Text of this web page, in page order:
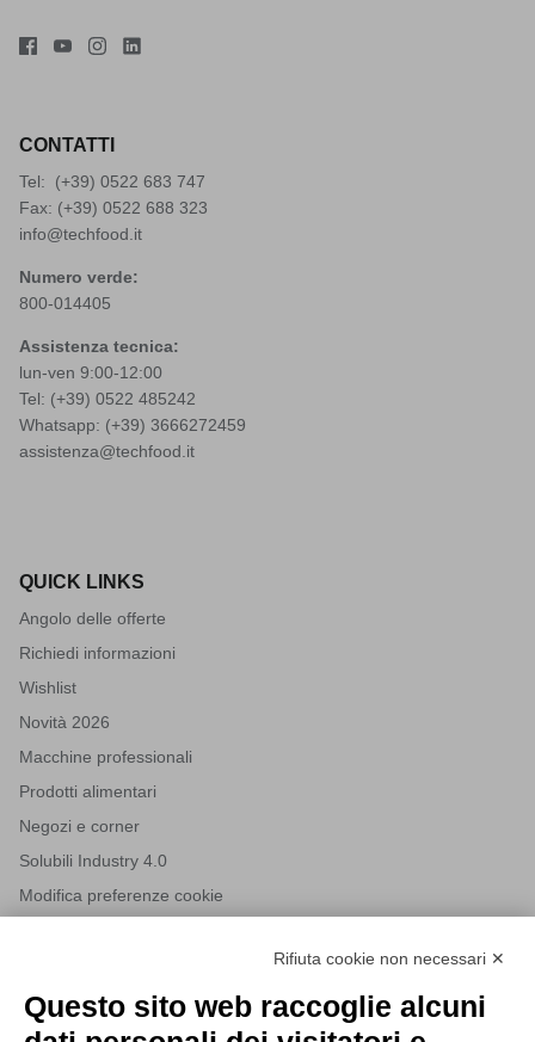
CONTATTI
Tel: (+39) 0522 683 747
Fax: (+39) 0522 688 323
info@techfood.it
Numero verde:
800-014405
Assistenza tecnica:
lun-ven 9:00-12:00
Tel: (+39) 0522 485242
Whatsapp: (+39) 3666272459
assistenza@techfood.it
QUICK LINKS
Angolo delle offerte
Richiedi informazioni
Wishlist
Novità 2026
Macchine professionali
Prodotti alimentari
Negozi e corner
Solubili Industry 4.0
Modifica preferenze cookie
NEWSLETTER
Iscriviti alla nostra newsletter per rimanere sempre aggiornato
Rifiuta cookie non necessari ✕
Questo sito web raccoglie alcuni